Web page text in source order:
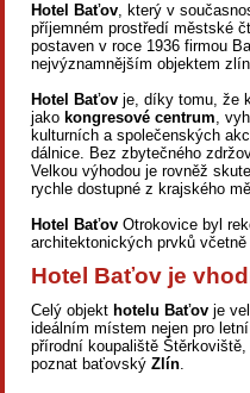
Hotel Baťov, který v
příjemném prostředí městské
postaven v roce 1936 firmou
nejvýznamnějším objektem
Hotel Baťovje, díky tomu, že
jako kongresové centrum,
kulturních a společenských
dálnice. Bez zbytečného
Velkou výhodou je rovněž
rychle dostupné z krajského
Hotel Baťov Otrokovice byl
architektonických prvků
Hotel Baťov je
Celý objekt hotelu Baťovje
ideálním místem nejen pro
přírodní koupaliště
poznat baťovský Zlín.